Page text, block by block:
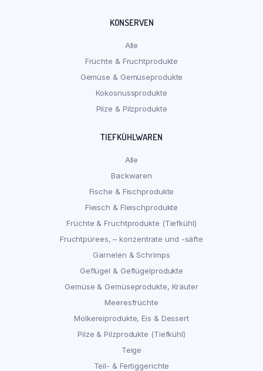
KONSERVEN
Alle
Früchte & Fruchtprodukte
Gemüse & Gemüseprodukte
Kokosnussprodukte
Pilze & Pilzprodukte
TIEFKÜHLWAREN
Alle
Backwaren
Fische & Fischprodukte
Fleisch & Fleischprodukte
Früchte & Fruchtprodukte (Tiefkühl)
Fruchtpürees, – konzentrate und -säfte
Garnelen & Schrimps
Geflügel & Geflügelprodukte
Gemüse & Gemüseprodukte, Kräuter
Meeresfrüchte
Molkereiprodukte, Eis & Dessert
Pilze & Pilzprodukte (Tiefkühl)
Teige
Teil- & Fertiggerichte